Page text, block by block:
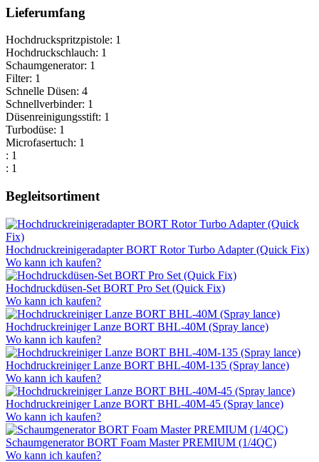
Lieferumfang
Hochdruckspritzpistole: 1
Hochdruckschlauch: 1
Schaumgenerator: 1
Filter: 1
Schnelle Düsen: 4
Schnellverbinder: 1
Düsenreinigungsstift: 1
Turbodüse: 1
Microfasertuch: 1
: 1
: 1
Begleitsortiment
Hochdruckreinigeradapter BORT Rotor Turbo Adapter (Quick Fix)
Wo kann ich kaufen?
Hochdruckdüsen-Set BORT Pro Set (Quick Fix)
Wo kann ich kaufen?
Hochdruckreiniger Lanze BORT BHL-40M (Spray lance)
Wo kann ich kaufen?
Hochdruckreiniger Lanze BORT BHL-40M-135 (Spray lance)
Wo kann ich kaufen?
Hochdruckreiniger Lanze BORT BHL-40M-45 (Spray lance)
Wo kann ich kaufen?
Schaumgenerator BORT Foam Master PREMIUM (1/4QC)
Wo kann ich kaufen?